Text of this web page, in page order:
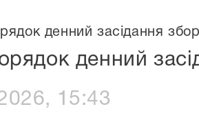
денний засідання
денний
15:43